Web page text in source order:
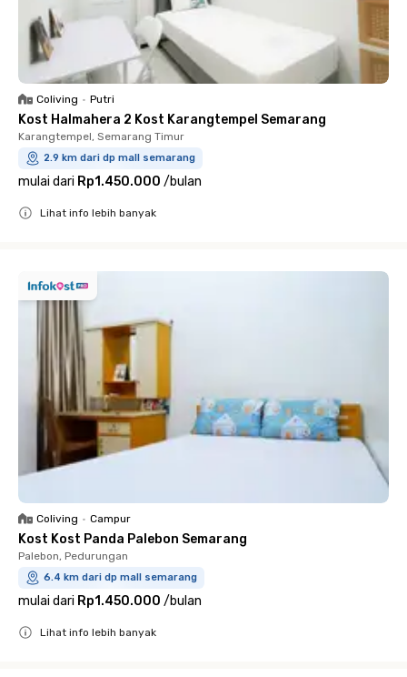
Coliving • Putri
Kost Halmahera 2 Kost Karangtempel Semarang
Karangtempel, Semarang Timur
2.9 km dari dp mall semarang
mulai dari Rp1.450.000 /bulan
Lihat info lebih banyak
Coliving • Campur
Kost Kost Panda Palebon Semarang
Palebon, Pedurungan
6.4 km dari dp mall semarang
mulai dari Rp1.450.000 /bulan
Lihat info lebih banyak